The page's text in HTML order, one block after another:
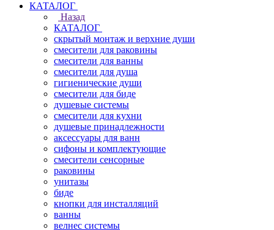
КАТАЛОГ
Назад
КАТАЛОГ
скрытый монтаж и верхние души
смесители для раковины
смесители для ванны
смесители для душа
гигиенические души
смесители для биде
душевые системы
смесители для кухни
душевые принадлежности
аксессуары для ванн
сифоны и комплектующие
смесители сенсорные
раковины
унитазы
биде
кнопки для инсталляций
ванны
велнес системы